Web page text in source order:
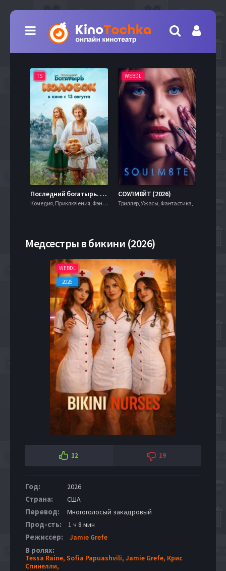
TS
Последний богатырь. Колобок (2026)
Комедия, Приключения, Фэнтези,
WEBDL
СОУЛМ8ЙТ (2026)
Триллер, Ужасы, Фантастика,
Медсестры в бикини (2026)
WEBDL
2026
12 19
Год: 2026
Страна: США
Перевод: Многоголосый закадровый
Прод-сть: 1 ч 8 мин
Режиссер: Jamie Grefe
В ролях:
Tessa Raine, Sofia Papuashvili, Jamie Grefe, Крис
Спинелли,